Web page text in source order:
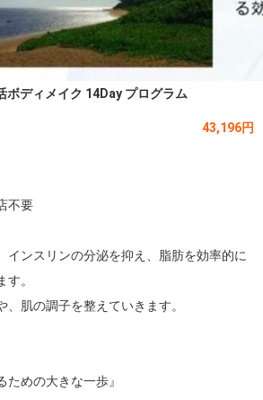
ディメイク 14Day プログラム
43,196円
不要
インスリンの分泌を抑え、脂肪を効率的に
。
、肌の調子を整えていきます。
ための大きな一歩』